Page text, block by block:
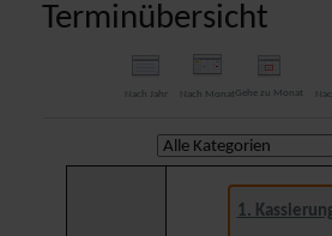
Terminübersicht
Nach Jahr Nach MonatGehe zu Monat
Eine Kategorie
1.